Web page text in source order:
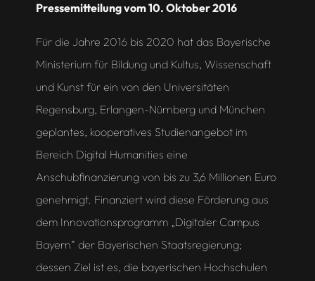
Pressemitteilung vom 10. Oktober 2016
Für die Jahre 2016 bis 2020 hat das Bayerische
Ministerium für Bildung und Kultus, Wissenschaft
und Kunst für ein von den Universitäten
Regensburg, Erlangen-Nürnberg und München
geplantes, kooperatives Studienangebot im
Bereich Digital Humanities eine
Anschubfinanzierung von bis zu 3,6 Millionen Euro
genehmigt. Finanziert wird diese Förderung aus
dem Innovationsprogramm „Digitaler Campus
Bayern“ der Bayerischen Staatsregierung;
dessen Ziel ist es, die bayerischen Hochschulen